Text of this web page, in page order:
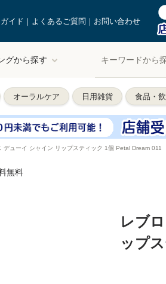
イド よくあるご質問 お問い合わせ
グから探す
オーラルケア 日用雑貨 食品・
デューイ シャイン リップスティック 1個 Petal Dream 011
無料
レブ
ップ